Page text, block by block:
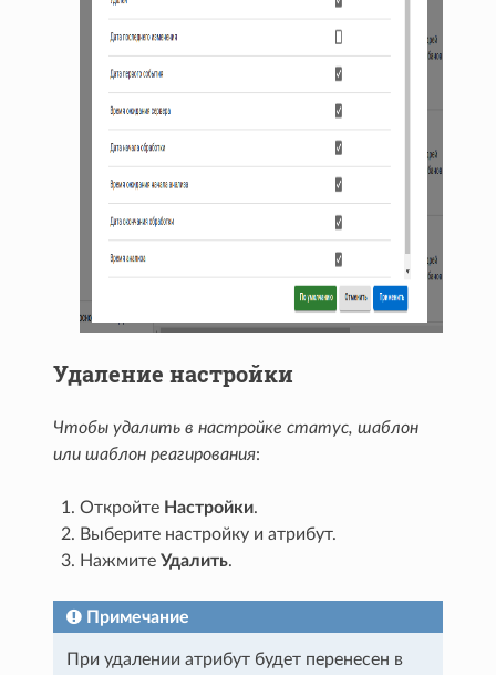
Удаление настройки
Чтобы удалить в настройке статус, шаблон
или шаблон реагирования:
Откройте Настройки.
Выберите настройку и атрибут.
НажмитеУдалить.
Примечание
При удалении атрибут будет перенесен в